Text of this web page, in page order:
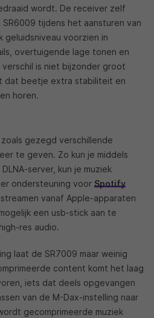
wordt. De receiver zelf
tijdens het aansturen van
geluidsniveau voorzien in
overtuigende lage tonen en
is niet bijzonder groot
dat beetje extra stabiliteit en
horen.
gezegd verschillende
te geven. Zo kun je middels
server, kun je muziek
ondersteuning voor Spotify
vanaf Apple-apparaten
een usb-stick aan te
res audio.
laat de SR7009 maar weinig
content komt het laag
iets dat deels opgevangen
van de M-Dax-instelling naar
gecomprimeerde muziek